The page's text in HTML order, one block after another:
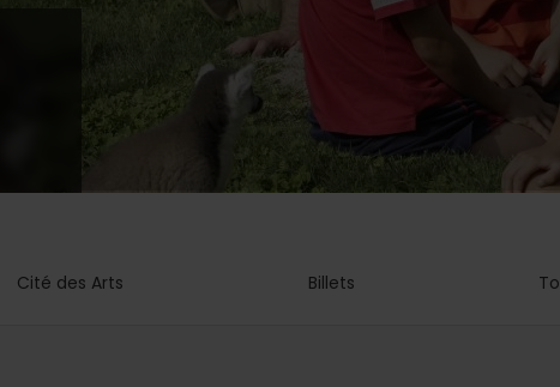
Cité des Arts Billets